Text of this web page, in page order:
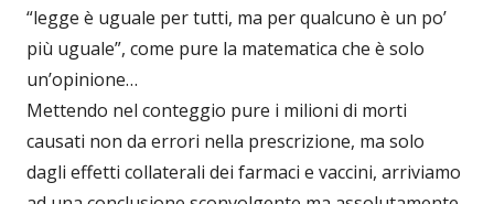
“legge è uguale per tutti, ma per qualcuno è un po’
più uguale”, come pure la matematica che è solo
un’opinione…
Mettendo nel conteggio pure i milioni di morti
causati non da errori nella prescrizione, ma solo
dagli effetti collaterali dei farmaci e vaccini, arriviamo